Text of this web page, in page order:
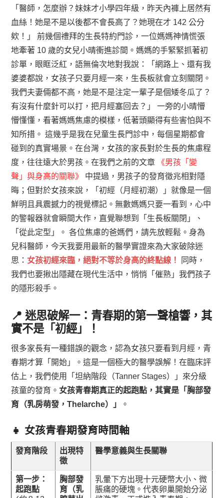
「醫師，怎麼辦？妹妹才小學四年級，昨天內褲上居然有
血絲！她是不是以後都不會長高了？她現在才 142 公分
欸！」
前幾個禮拜的生長特約門診，一位媽媽神情慌張
地牽著 10 歲的女兒小晴衝進診間。媽媽的手緊緊抓著初
診單，眼眶泛紅，語無倫次地對我說：「網路上、還有我
婆婆都說，女孩子只要月經一來，生長板就會立刻關閉。
我們夫妻倆都不高，她是不是注定一輩子是個矮冬瓜了？
有沒有什麼針可以打，把月經塞回去？」
一旁的小晴懵
懵懂懂，看著媽媽焦慮的模樣，低著頭顯得有些害怕與不
知所措。 這幾乎是我在兒童生長門診中，每個星期都會
碰到的真實場景。在台灣，女孩的家長對於生長的焦慮程
度，往往遠大於男孩。在我們之前的文章
《男孩「變
聲」與身高的關聯》
中提過，男孩子的發育徵兆相對隱
晦；但對於女孩來說，「初經（月經初潮）」就像是一個
鮮明且具震撼力的視覺標記。無數媽媽只要一看到，心中
的警報器就會瞬間大作，直覺聯想到「生長板關閉」、
「從此定型」。 各位焦慮的爸媽們，請先放輕鬆。身為
兒科醫師，今天我要用最新的醫學實證來為大家破除迷
思： 女孩初經來臨，絕對不等於身高的終點線！
同時，
我們也要揪出隱藏在現代生活中，悄悄「催熟」我們孩子
的隱形殺手。
📍 迷思破解一：青春期的第一聲槍響，其
實不是「初經」！
很多家長有一種錯誤的觀念，認為女孩只要看到月經，青
春期才算「開始」。這是一個極大的醫學誤解！在臨床評
估上，我們使用「坦納階段（Tanner Stages）」來分級
孩童的發育。 女孩青春期真正的起跑點，其實是「胸部發
育（乳房萌發，Thelarche）」
。
👧 女孩青春期發育時間軸
發育階段
出現特
徵
醫學意義與生長關聯
第一步：
起跑點
胸部發
育（乳
乳暈下方出現十元硬幣大小、微
脹痛的硬塊。代表卵巢開始分泌